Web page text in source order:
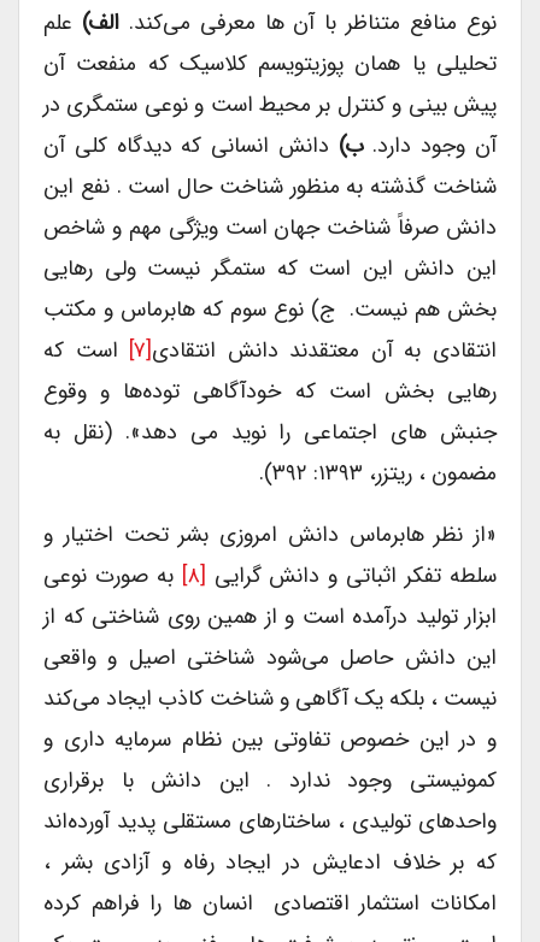
نوع منافع متناظر با آن ها معرفی می‌کند.الف)علم
تحلیلی یا همان پوزیتویسم کلاسیک که منفعت آن
پیش بینی و کنترل بر محیط است و نوعی ستمگری در
آن وجود دارد.ب)دانش انسانی که دیدگاه کلی آن
شناخت گذشته به منظور شناخت حال است . نفع این
دانش صرفاً شناخت جهان است ویژگی مهم و شاخص
این دانش این است که ستمگر نیست ولی رهایی
بخش هم نیست. ج) نوع سوم که هابرماس و مکتب
انتقادی به آن معتقدند دانش انتقادی[۷] است که
رهایی بخش است که خودآگاهی توده‌ها و وقوع
جنبش های اجتماعی را نوید می دهد». (نقل به
مضمون ، ریتزر، ۱۳۹۳: ۳۹۲).
«از نظر هابرماس دانش امروزی بشر تحت اختیار و
سلطه تفکر اثباتی و دانش گرایی[۸] به صورت نوعی
ابزار تولید درآمده است و از همین روی شناختی که از
این دانش حاصل می‌شود شناختی اصیل و واقعی
نیست ، بلکه یک آگاهی و شناخت کاذب ایجاد می‌کند
و در این خصوص تفاوتی بین نظام سرمایه داری و
کمونیستی وجود ندارد . این دانش با برقراری
واحدهای تولیدی ، ساختارهای مستقلی پدید آورده‌اند
که بر خلاف ادعایش در ایجاد رفاه و آزادی بشر ،
امکانات استثمار اقتصادی انسان ها را فراهم کرده